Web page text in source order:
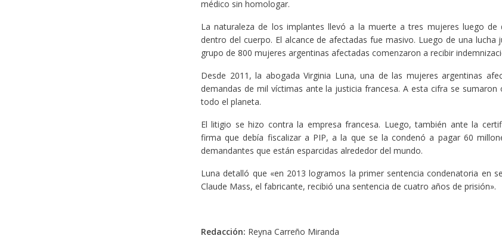
médico sin homologar.
La naturaleza de los implantes llevó a la muerte a tres mujeres luego de
dentro del cuerpo. El alcance de afectadas fue masivo. Luego de una lucha
grupo de 800 mujeres argentinas afectadas comenzaron a recibir
Desde 2011, la abogada Virginia Luna, una de las mujeres argentinas
demandas de mil víctimas ante la justicia francesa. A esta cifra se
todo el planeta.
El litigio se hizo contra la empresa francesa. Luego, también ante la
firma que debía fiscalizar a PIP, a la que se la condenó a pagar 60
demandantes que están esparcidas alrededor del mundo.
Luna detalló que «en 2013 logramos la primer sentencia condenatoria en
Claude Mass, el fabricante, recibió una sentencia de cuatro años de prisión».
Redacción: Reyna Carreño Miranda